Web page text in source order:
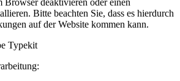
Browser deaktivieren oder einen
Bitte beachten Sie, dass es hierdurch
auf der Website kommen kann.
Typekit